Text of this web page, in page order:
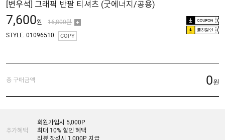
[변우석] 그래픽 반팔 티셔츠 (굿에너지/공용)
7,600원 16,800원
플친할인
STYLE. 01096510 COPY
총 구매금액 0원
추가혜택
회원가입시 5,000P
최대 10% 할인 혜택
리뷰 작성시 1,000P 지급